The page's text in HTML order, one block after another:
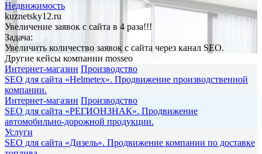
Недвижимость
kuznetsky12.ru
Увеличение заявок с сайта в 4 раза!!!
Задача:
Увеличить количество заявок с сайта через канал SEO.
Другие кейсы компании mosseo
Интернет-магазин Производство
SEO для сайта «Helmetex». Продвижение производственной
компании.
Интернет-магазин Производство
SEO для сайта «РЕГИОНЗНАК». Продвижение
автомобильно-дорожной продукции.
Услуги
SEO для сайта «Дизель». Продвижение компании по доставке